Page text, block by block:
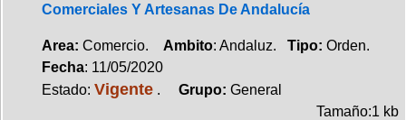
Comerciales Y Artesanas De Andalucía
Area: Comercio. Ambito: Andaluz. Tipo: Orden.
Fecha: 11/05/2020
Estado: Vigente . Grupo: General
Tamaño:1 kb